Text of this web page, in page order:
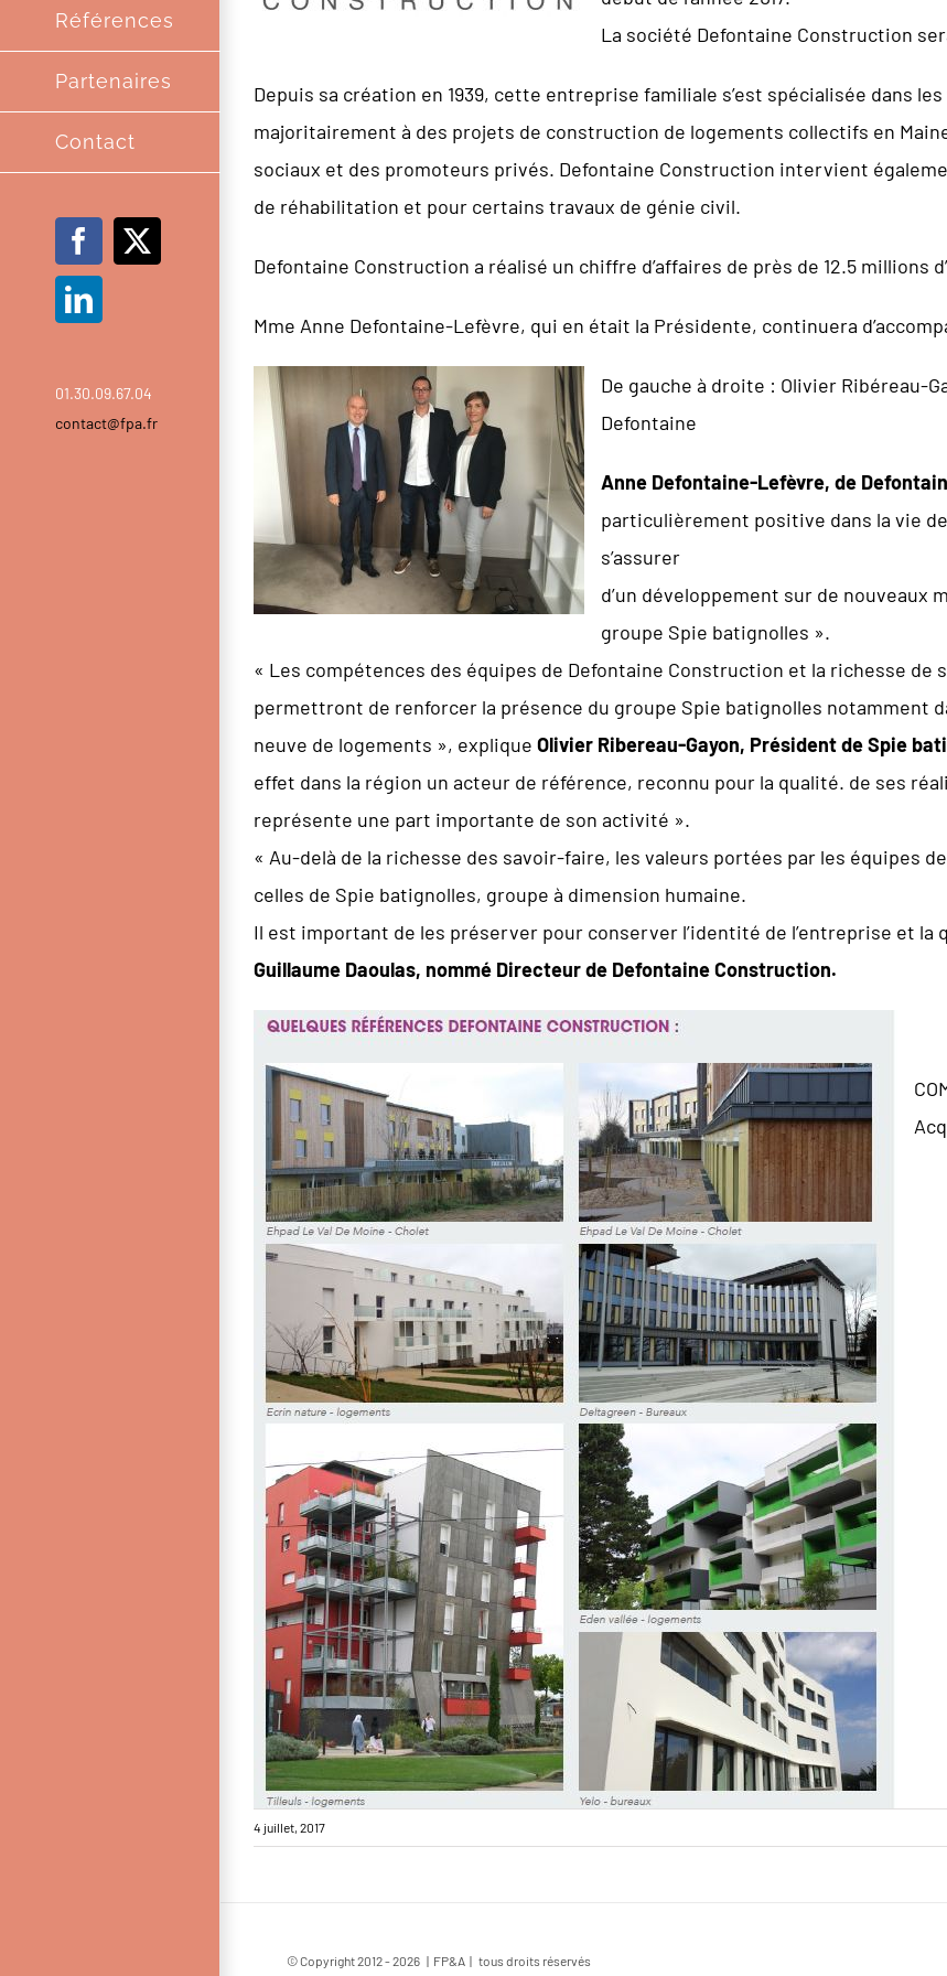
Références
Partenaires
Contact
Facebook
X
LinkedIn
01.30.09.67.04
contact@fpa.fr
La société Defontaine Construction
Depuis sa création en 1939, cette entreprise familiale s’est spécialisée dans
majoritairement à des projets de construction de logements collectifs en
sociaux et des promoteurs privés. Defontaine Construction intervient
de réhabilitation et pour certains travaux de génie civil.
Defontaine Construction a réalisé un chiffre d’affaires de près de 12.5 millions
Mme Anne Defontaine-Lefèvre, qui en était la Présidente, continuera
De gauche à droite : Olivier Ribéreau-
Defontaine
Anne Defontaine-Lefèvre, de
particulièrement positive dans la vie
s’assurer
d’un développement sur de nouveaux
groupe Spie batignolles ».
« Les compétences des équipes de Defontaine Construction et la richesse de
permettront de renforcer la présence du groupe Spie batignolles notamment
neuve de logements », explique Olivier Ribereau-Gayon, Président de Spie
effet dans la région un acteur de référence, reconnu pour la qualité. de ses
représente une part importante de son activité ».
« Au-delà de la richesse des savoir-faire, les valeurs portées par les équipes
celles de Spie batignolles, groupe à dimension humaine.
Il est important de les préserver pour conserver l’identité de l’entreprise et
Guillaume Daoulas, nommé Directeur de Defontaine Construction.
4 juillet, 2017
© Copyright 2012 -2026 | FP&A | tous droits réservés